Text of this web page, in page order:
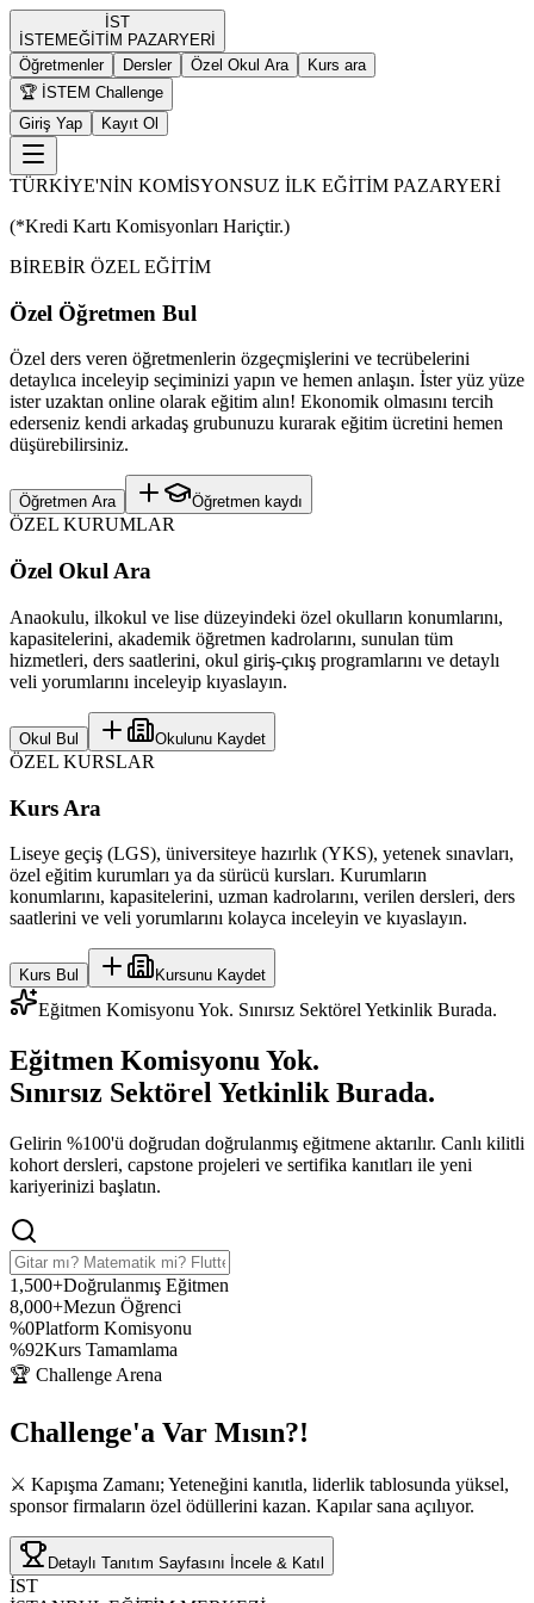
İST
İSTEM EĞİTİM PAZARYERİ
Öğretmenler
Dersler Özel Okul Ara
Kurs ara
🏆 İSTEM Challenge
Giriş Yap
Kayıt Ol
TÜRKİYE'NİN KOMİSYONSUZ İLK EĞİTİM PAZARYERİ
(*Kredi Kartı Komisyonları Hariçtir.)
BİREBİR ÖZEL EĞİTİM
Özel Öğretmen Bul
Özel ders veren öğretmenlerin özgeçmişlerini ve tecrübelerini
detaylıca inceleyip seçiminizi yapın ve hemen anlaşın. İster yüz yüze
ister uzaktan online olarak eğitim alın! Ekonomik olmasını tercih
ederseniz kendi arkadaş grubunuzu kurarak eğitim ücretini hemen
düşürebilirsiniz.
Öğretmen Ara Öğretmen kaydı
ÖZEL KURUMLAR
Özel Okul Ara
Anaokulu, ilkokul ve lise düzeyindeki özel okulların konumlarını,
kapasitelerini, akademik öğretmen kadrolarını, sunulan tüm
hizmetleri, ders saatlerini, okul giriş-çıkış programlarını ve detaylı
veli yorumlarını inceleyip kıyaslayın.
Okul Bul Okulunu Kaydet
ÖZEL KURSLAR
Kurs Ara
Liseye geçiş (LGS), üniversiteye hazırlık (YKS), yetenek sınavları,
özel eğitim kurumları ya da sürücü kursları. Kurumların
konumlarını, kapasitelerini, uzman kadrolarını, verilen dersleri, ders
saatlerini ve veli yorumlarını kolayca inceleyin ve kıyaslayın.
Kurs Bul Kursunu Kaydet
Eğitmen Komisyonu Yok. Sınırsız Sektörel Yetkinlik Burada.
Eğitmen Komisyonu Yok.
Sınırsız Sektörel YetkinlikBurada.
Gelirin %100'ü doğrudan doğrulanmış eğitmene aktarılır. Canlı kilitli
kohort dersleri, capstone projeleri ve sertifika kanıtları ile yeni
kariyerinizi başlatın.
1,500+Doğrulanmış Eğitmen
8,000+Mezun Öğrenci
%0Platform Komisyonu
%92Kurs Tamamlama
🏆 Challenge Arena
Challenge'a Var Mısın?!
⚔️ Kapışma Zamanı; Yeteneğini kanıtla, liderlik tablosunda yüksel,
sponsor firmaların özel ödüllerini kazan. Kapılar sana açılıyor.
Detaylı Tanıtım Sayfasını İncele & Katıl
İST